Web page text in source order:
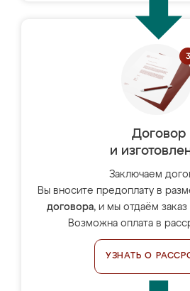
Договор
и
Заключаем
Вы вносите предоплату в
договора, и мы отдаём
Возможна оплата в
УЗНАТЬ О